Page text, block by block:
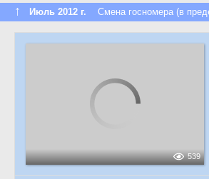
↑ Июль 2012 г. Смена госномера (в
539